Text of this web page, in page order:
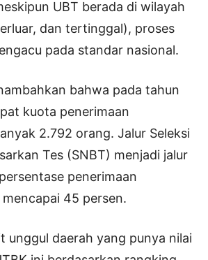
UBT berada di wilayah
dan tertinggal), proses
pada standar nasional.
bahwa pada tahun
kuota penerimaan
2.792 orang. Jalur Seleksi
Tes (SNBT) menjadi jalur
penerimaan
45 persen.
unggul daerah yang punya nilai